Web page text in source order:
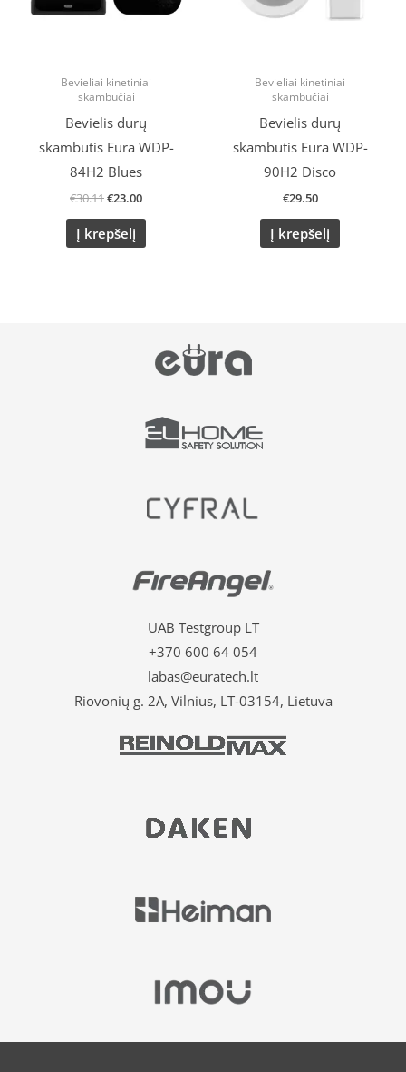
Bevieliai kinetiniai
skambučiai
Bevielis durų
skambutis Eura WDP-
84H2 Blues
€30.11€23.00
Į krepšelį
Bevieliai kinetiniai
skambučiai
Bevielis durų
skambutis Eura WDP-
90H2 Disco
€29.50
Į krepšelį
UAB Testgroup LT
+370 600 64 054
labas@euratech.lt
Riovonių g. 2A, Vilnius, LT-03154, Lietuva